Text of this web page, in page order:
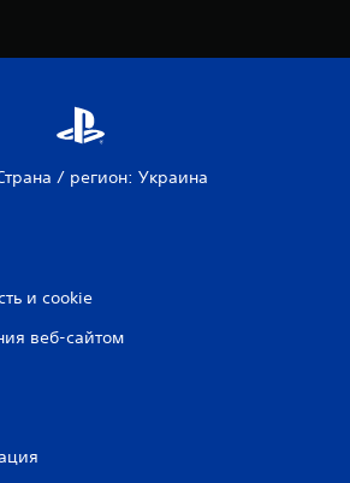
/ регион: Украина
и cookie
веб-сайтом